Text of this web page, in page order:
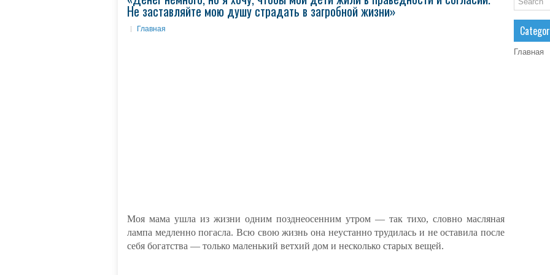
Не заставляйте мою душу страдать в загробной жизни»
Главная
Моя мама ушла из жизни одним позднеосенним утром — так тихо, словно масляная
лампа медленно погасла. Всю свою жизнь она неустанно трудилась и не оставила после
себя богатства — только маленький ветхий дом и несколько старых вещей.
Главная